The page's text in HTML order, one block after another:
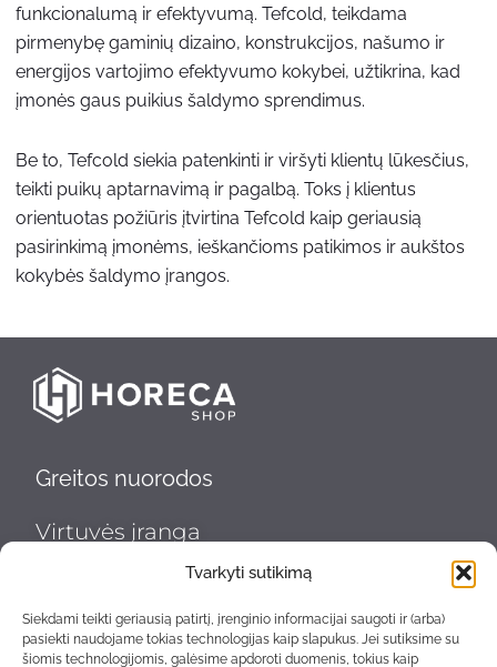
Tvarkyti sutikimą
Siekdami teikti geriausią patirtį, įrenginio informacijai saugoti ir (arba)
pasiekti naudojame tokias technologijas kaip slapukus. Jei sutiksime su
šiomis technologijomis, galėsime apdoroti duomenis, tokius kaip
funkcionalumą ir efektyvumą. Tefcold, teikdama
pirmenybę gaminių dizaino, konstrukcijos, našumo ir
energijos vartojimo efektyvumo kokybei, užtikrina, kad
įmonės gaus puikius šaldymo sprendimus.
Be to, Tefcold siekia patenkinti ir viršyti klientų lūkesčius,
teikti puikų aptarnavimą ir pagalbą. Toks į klientus
orientuotas požiūris įtvirtina Tefcold kaip geriausią
pasirinkimą įmonėms, ieškančioms patikimos ir aukštos
kokybės šaldymo įrangos.
Greitos nuorodos
Virtuvės įranga
Indų plovimas ir higiena
Nerūdijančio plieno gaminiai